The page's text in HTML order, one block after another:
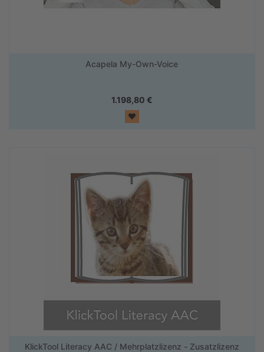
Acapela My-Own-Voice
1.198,80 €
KlickTool Literacy AAC / Mehrplatzlizenz - Zusatzlizenz